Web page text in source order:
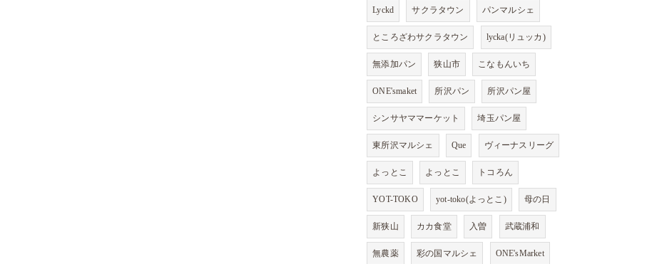
Lyckd サクラタウン パンマルシェ
ところざわサクラタウン lycka(リュッカ)
無添加パン 狭山市 こなもんいち
ONE'smaket 所沢パン 所沢パン屋
シンサヤママーケット 埼玉パン屋
東所沢マルシェ Que ヴィーナスリーグ
よっとこ よっとこ トコろん
YOT-TOKO yot-toko(よっとこ) 母の日
新狭山 カカ食堂 入曽 武蔵浦和
無農薬 彩の国マルシェ ONE'sMarket